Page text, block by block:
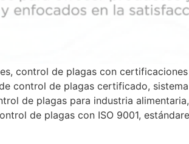
control de plagas con
control de plagas certificado,
de plagas para industria
de plagas con ISO 9001,